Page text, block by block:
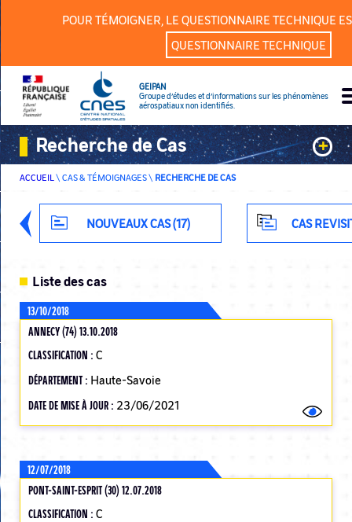
POUR TÉMOIGNER, LE QUESTIONNAIRE TECHNIQUE
QUESTIONNAIRE TECHNIQUE
GEIPAN
Groupe d’études et d’informations sur les phénomènes
aérospatiaux non identifiés.
Recherche de Cas +
Mots Clefs
Classification
RECHERCHE AVANCÉE
NOUVEAUX CAS (17) CAS
ACCUEIL\ CAS & TÉMOIGNAGES\ RECHERCHE DE CAS
Liste des cas
13/10/2018
ANNECY (74) 13.10.2018
CLASSIFICATION : C
DÉPARTEMENT : Haute-Savoie
DATE DE MISE À JOUR : 23/06/2021
12/07/2018
PONT-SAINT-ESPRIT (30) 12.07.2018
CLASSIFICATION : C